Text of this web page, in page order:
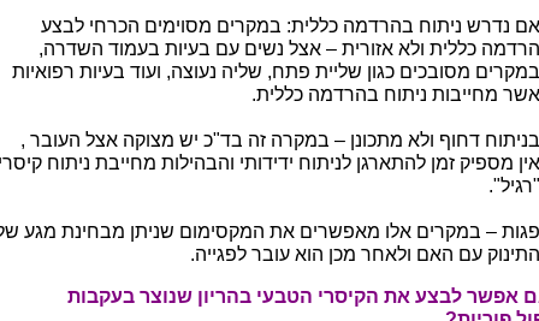
אם נדרש ניתוח בהרדמה כללית: במקרים מסוימים הכרחי לבצע
הרדמה כללית ולא אזורית – אצל נשים עם בעיות בעמוד השדרה,
במקרים מסובכים כגון שליית פתח, שליה נעוצה, ועוד בעיות רפואיות
אשר מחייבות ניתוח בהרדמה כללית.
בניתוח דחוף ולא מתכונן – במקרה זה בד"כ יש מצוקה אצל העובר ,
אין מספיק זמן להתארגן לניתוח ידידותי והבהילות מחייבת ניתוח
"רגיל".
פגות – במקרים אלו מאפשרים את המקסימום שניתן מבחינת מגע
התינוק עם האם ולאחר מכן הוא עובר לפגייה.
אפשר לבצע את הקיסרי הטבעי בהריון שנוצר בעקבות